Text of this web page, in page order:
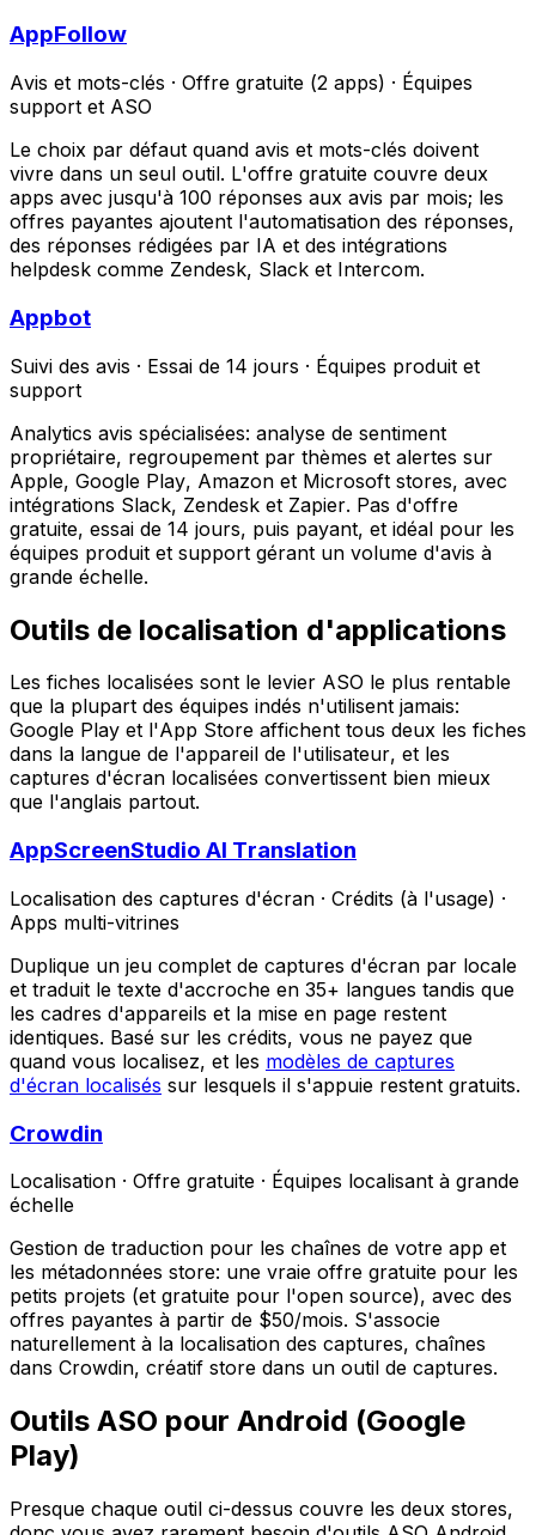
AppFollow
Avis et mots-clés · Offre gratuite (2 apps) · Équipes
support et ASO
Le choix par défaut quand avis et mots-clés doivent
vivre dans un seul outil. L'offre gratuite couvre deux
apps avec jusqu'à 100 réponses aux avis par mois; les
offres payantes ajoutent l'automatisation des réponses,
des réponses rédigées par IA et des intégrations
helpdesk comme Zendesk, Slack et Intercom.
Appbot
Suivi des avis · Essai de 14 jours · Équipes produit et
support
Analytics avis spécialisées: analyse de sentiment
propriétaire, regroupement par thèmes et alertes sur
Apple, Google Play, Amazon et Microsoft stores, avec
intégrations Slack, Zendesk et Zapier. Pas d'offre
gratuite, essai de 14 jours, puis payant, et idéal pour les
équipes produit et support gérant un volume d'avis à
grande échelle.
Outils de localisation d'applications
Les fiches localisées sont le levier ASO le plus rentable
que la plupart des équipes indés n'utilisent jamais:
Google Play et l'App Store affichent tous deux les fiches
dans la langue de l'appareil de l'utilisateur, et les
captures d'écran localisées convertissent bien mieux
que l'anglais partout.
AppScreenStudio AI Translation
Localisation des captures d'écran · Crédits (à l'usage) ·
Apps multi-vitrines
Duplique un jeu complet de captures d'écran par locale
et traduit le texte d'accroche en 35+ langues tandis que
les cadres d'appareils et la mise en page restent
identiques. Basé sur les crédits, vous ne payez que
quand vous localisez, et les modèles de captures
d'écran localisés sur lesquels il s'appuie restent gratuits.
Crowdin
Localisation · Offre gratuite · Équipes localisant à grande
échelle
Gestion de traduction pour les chaînes de votre app et
les métadonnées store: une vraie offre gratuite pour les
petits projets (et gratuite pour l'open source), avec des
offres payantes à partir de $50/mois. S'associe
naturellement à la localisation des captures, chaînes
dans Crowdin, créatif store dans un outil de captures.
Outils ASO pour Android (Google
Play)
Presque chaque outil ci-dessus couvre les deux stores,